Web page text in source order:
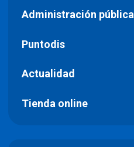
Administración pública
Puntodis
Actualidad
Tienda online